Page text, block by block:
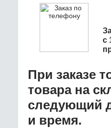
с
При заказе
товара на
следующий
и время.